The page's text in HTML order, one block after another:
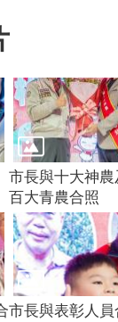
市長與十大神農
百大青農合照
市長與表彰人員